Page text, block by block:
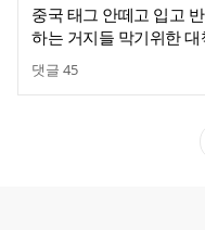
중국 태그 안떼고 입고
하는 거지들 막기위한 대
댓글 45